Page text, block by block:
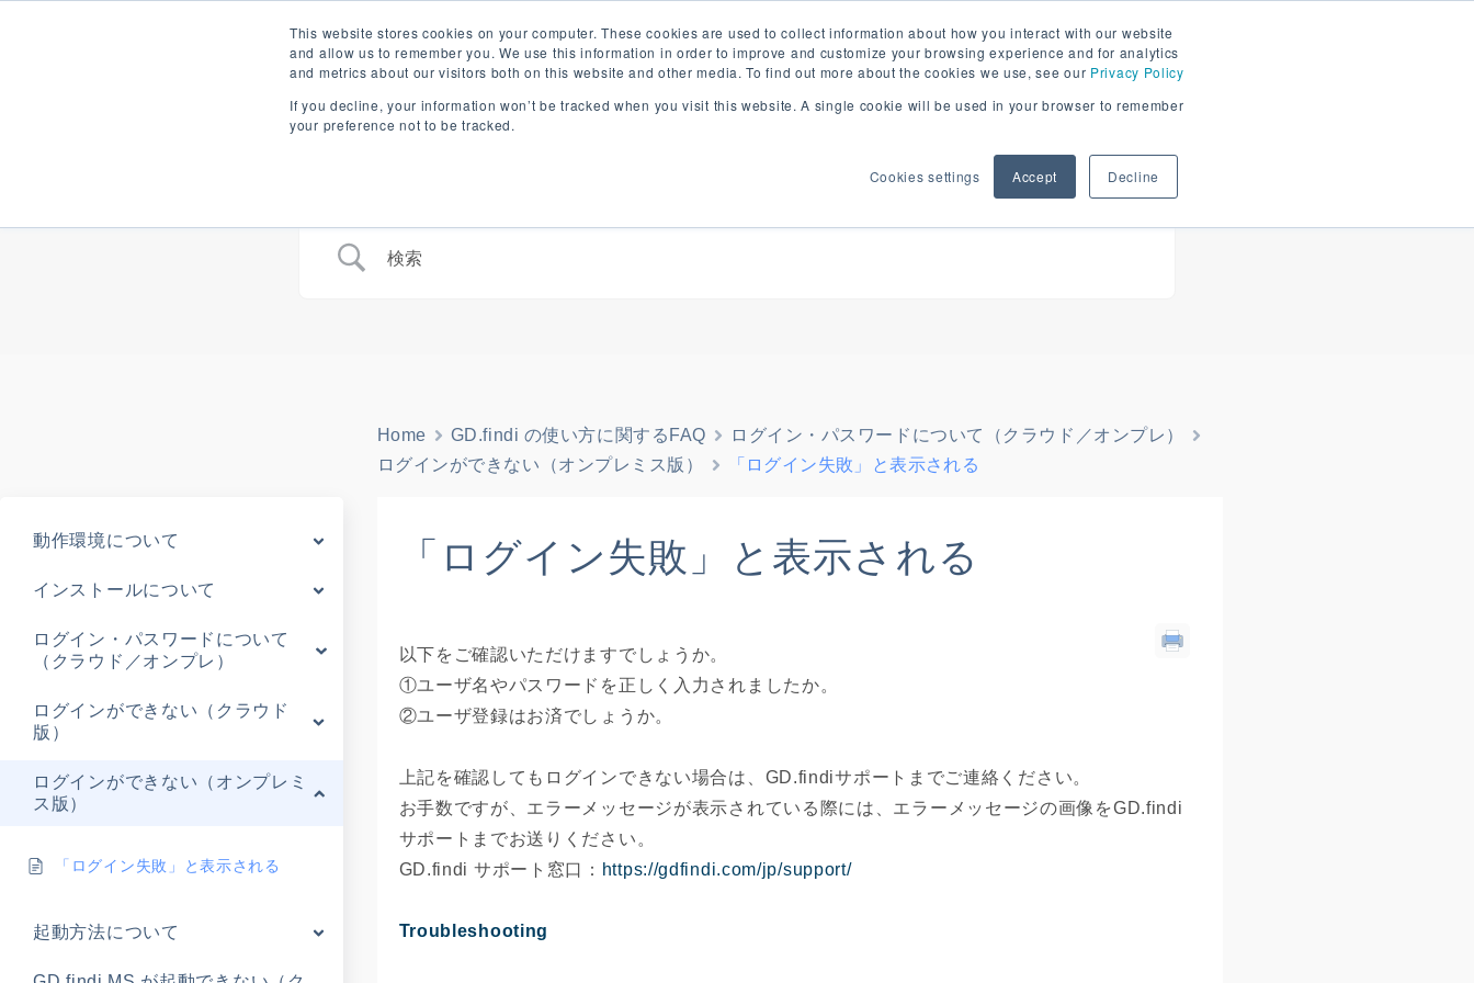
This website stores cookies on your computer. These cookies are used to collect information about how you interact with our website
and allow us to remember you. We use this information in order to improve and customize your browsing experience and for analytics
and metrics about our visitors both on this website and other media. To find out more about the cookies we use, see our Privacy Policy
If you decline, your information won’t be tracked when you visit this website. A single cookie will be used in your browser to remember
your preference not to be tracked.
Cookies settings Accept Decline
GD.findiが解決できる課題 製品紹介 よくあるご質問 事例 ウェビナー お役立ち情報 資料請求
動作環境について
インストールについて
ログイン・パスワードについて
（クラウド／オンプレ）
ログインができない（クラウド
版）
ログインができない（オンプレミ
ス版）
「ログイン失敗」と表示される
起動方法について
Home GD.findi の使い方に関するFAQ
ログイン・パスワードについて（クラウド／オンプレ）
ログインができない（オンプレミス版）
「ログイン失敗」と表示される
「ログイン失敗」と表示される
以下をご確認いただけますでしょうか。
①ユーザ名やパスワードを正しく入力されましたか。
②ユーザ登録はお済でしょうか。
上記を確認してもログインできない場合は、GD.findiサポートまでご連絡ください。
お手数ですが、エラーメッセージが表示されている際には、エラーメッセージの画像をGD.findi
サポートまでお送りください。
GD.findi サポート窓口： https://gdfindi.com/jp/support/
Troubleshooting